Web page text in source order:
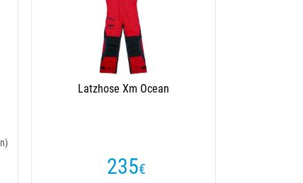
Latzhose Xm Ocean
235€